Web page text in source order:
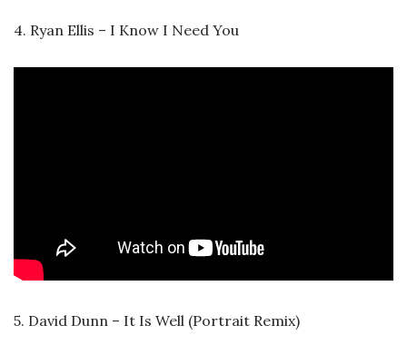
4. Ryan Ellis – I Know I Need You
5. David Dunn – It Is Well (Portrait Remix)